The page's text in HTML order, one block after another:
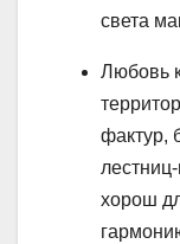
света
Любовь
фактур,
хорош